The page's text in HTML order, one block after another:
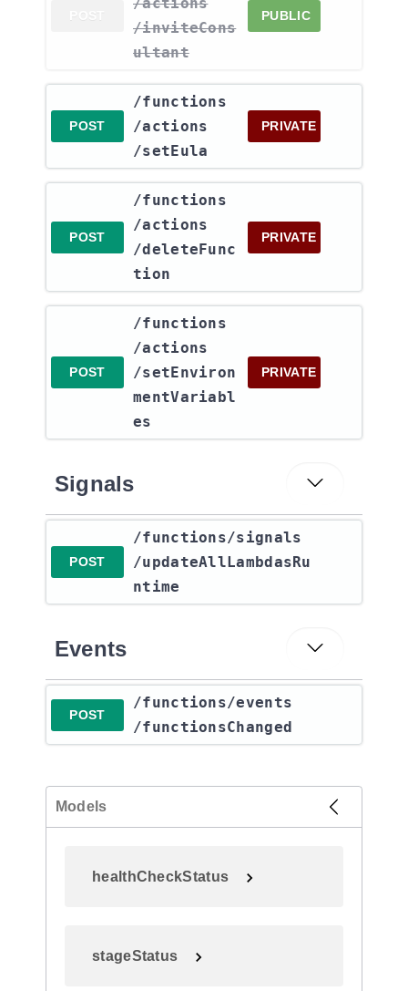
POST
/inviteCons
ultant
PUBLIC
POST
​/functions​
/actions​
/setEula
PRIVATE
POST
​/functions​
/actions​
/deleteFunc
tion
PRIVATE
POST
​/functions​
/actions​
/setEnviron
mentVariabl
es
PRIVATE
Signals
POST
​/functions​/signals​
/updateAllLambdasRu
ntime
Events
POST
​/functions​/events​
/functionsChanged
Models
healthCheckStatus
stageStatus